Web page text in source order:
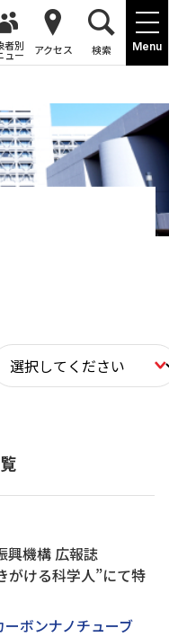
Menu
者別
ュー アクセス 検索
興機構 広報誌
がける科学人”にて特
ーボンナノチューブ